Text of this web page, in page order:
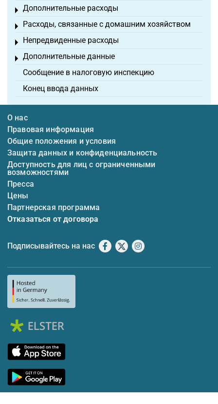
Дополнительные расходы
Toggle menu
Расходы, связанные с домашним хозяйством
Toggle menu
Непредвиденные расходы
Toggle menu
Дополнительные данные
Toggle menu
Сообщение в налоговую инспекцию
Конец ввода данных
О нас
Правовая информация
Общие положения и условия
Защита данных и конфиденциальность
Доступность для лиц с ограниченными
возможностями
Пресса
Цены
Партнерская программа
Отказаться от договора
Подписывайтесь на нас Facebook
X Instagram